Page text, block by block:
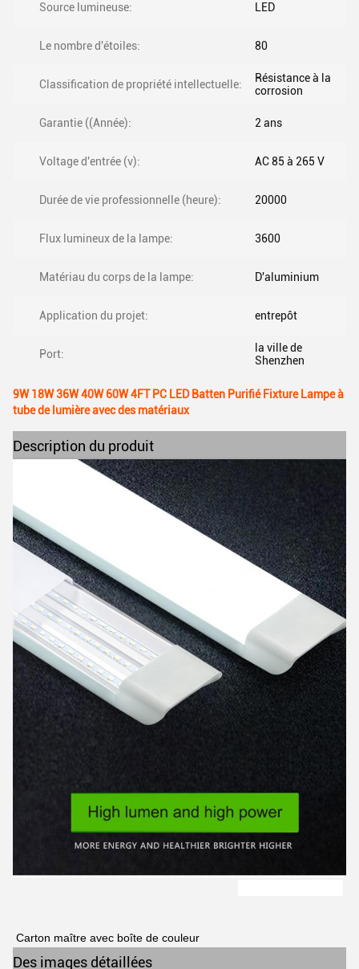
Source lumineuse: LED
Le nombre d'étoiles: 80
Classification de propriété intellectuelle:
Résistance à la
corrosion
Garantie ((Année): 2 ans
Voltage d'entrée (v): AC 85 à 265 V
Durée de vie professionnelle (heure): 20000
Flux lumineux de la lampe: 3600
Matériau du corps de la lampe: D'aluminium
Application du projet: entrepôt
Port:
la ville de
Shenzhen
9W 18W 36W 40W 60W 4FT PC LED Batten Purifié Fixture Lampe à
tube de lumière avec des matériaux
Description du produit
Carton maître avec boîte de couleur
Des images détaillées